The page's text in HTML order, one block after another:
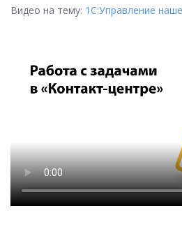
Видео на тему: 1С:Управление